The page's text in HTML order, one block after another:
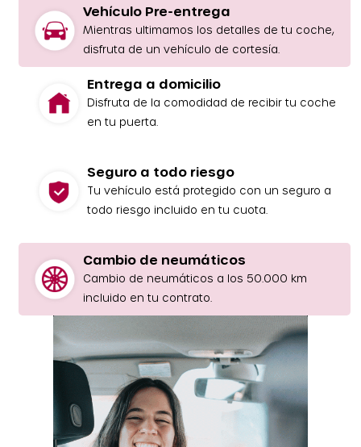
Vehículo Pre-entrega
Mientras ultimamos los detalles de tu coche,
disfruta de un vehículo de cortesía.
Entrega a domicilio
Disfruta de la comodidad de recibir tu coche
en tu puerta.
Seguro a todo riesgo
Tu vehículo está protegido con un seguro a
todo riesgo incluido en tu cuota.
Cambio de neumáticos
Cambio de neumáticos a los 50.000 km
incluido en tu contrato.